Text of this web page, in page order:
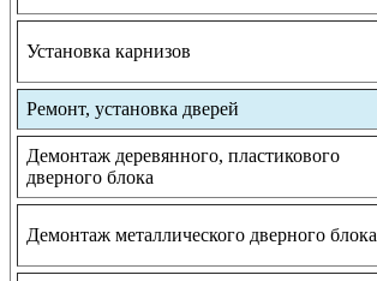
Установка карнизов
Ремонт, установка дверей
Демонтаж деревянного, пластикового
дверного блока
Демонтаж металлического дверного блока